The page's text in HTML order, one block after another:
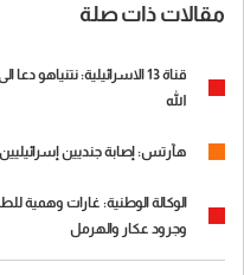
مقالات ذات صلة
قناة 13 الاسرائيلية:
الله
هآرتس: إصابة جنديين
الوكالة الوطنية: غارات وهمية
وجرود عكار والهرمل